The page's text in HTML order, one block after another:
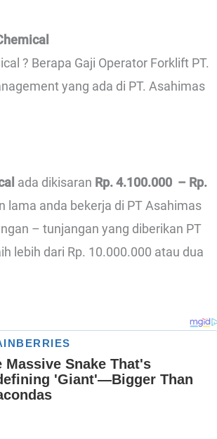
? Berapa Gaji Operator Forklift PT.
yang ada di PT. Asahimas
ada dikisaran Rp. 4.100.000 – Rp.
lama anda bekerja di PT Asahimas
– tunjangan yang diberikan PT
lebih dari Rp. 10.000.000 atau dua